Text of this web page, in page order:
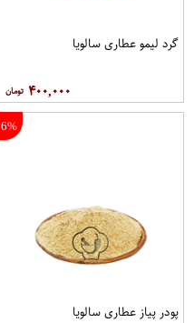
گرد لیمو عطاری سالویا
۴۰۰,۰۰۰
6%
پودر پیاز عطاری سالویا